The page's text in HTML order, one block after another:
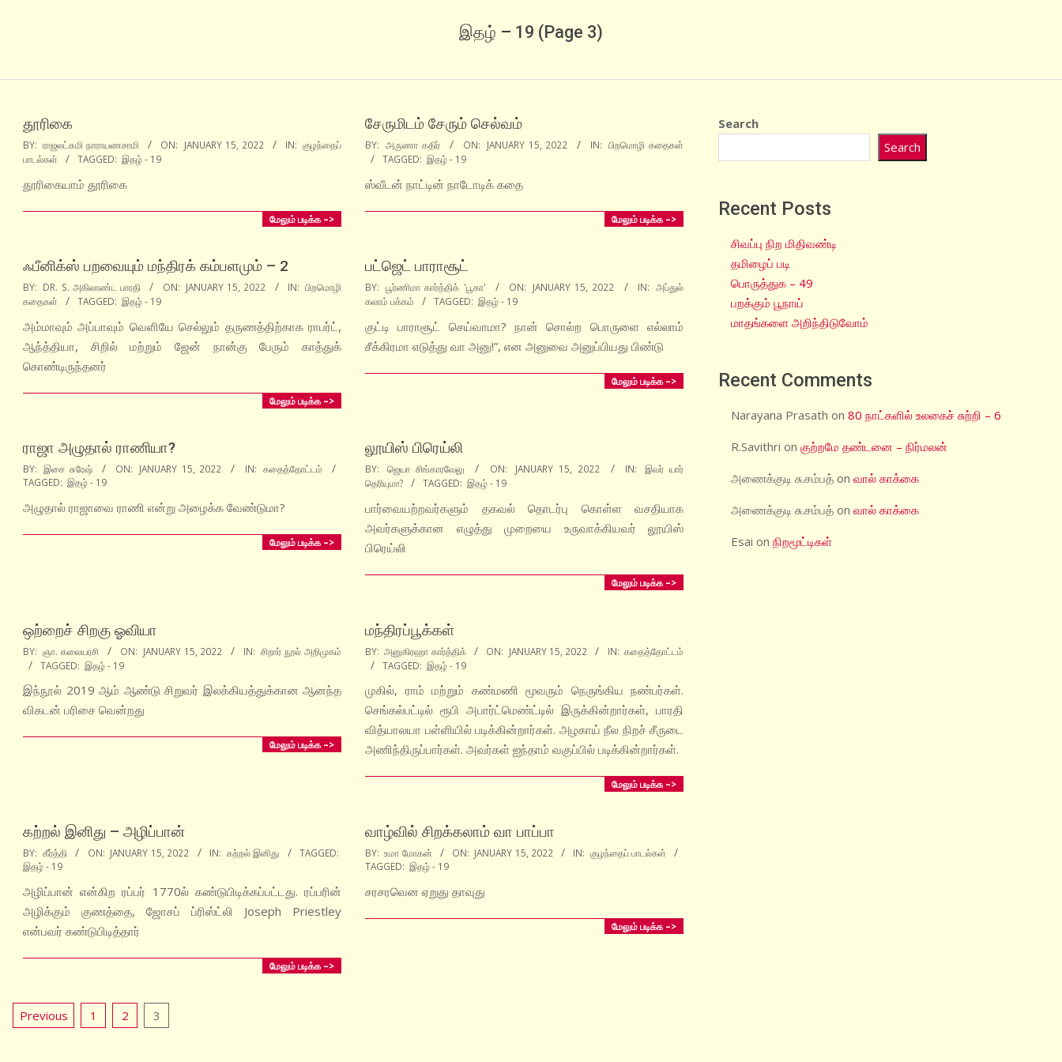
இதழ் – 19 (Page 3)
தூரிகை
2022-
01-
15
BY: ராஜலட்சுமி நாராயணசாமி ON: JANUARY 15, 2022 IN: குழந்தைப்
பாடல்கள்
TAGGED: இதழ் - 19
தூரிகையாம் தூரிகை
மேலும் படிக்க –>
சேருமிடம் சேரும் செல்வம்
2022-
01-
15
BY: அருணா கதிர் ON: JANUARY 15, 2022 IN: பிறமொழி கதைகள்
TAGGED: இதழ் - 19
ஸ்வீடன் நாட்டின் நாடோடிக் கதை
மேலும் படிக்க –>
ஃபீனிக்ஸ் பறவையும் மந்திரக் கம்பளமும் – 2
2022-
01-
15
BY: DR. S. அகிலாண்ட பாரதி ON: JANUARY 15, 2022 IN: பிறமொழி
கதைகள்
TAGGED: இதழ் - 19
அம்மாவும் அப்பாவும் வெளியே செல்லும் தருணத்திற்காக ராபர்ட்,
ஆந்த்தியா, சிறில் மற்றும் ஜேன் நான்கு பேரும் காத்துக்
கொண்டிருந்தனர்
மேலும் படிக்க –>
பட்ஜெட் பாராசூட்
2022-
01-
15
BY: பூர்ணிமா கார்த்திக் 'பூகா' ON: JANUARY 15, 2022 IN: அப்துல்
கலாம் பக்கம்
TAGGED: இதழ் - 19
குட்டி பாராசூட் செய்வாமா? நான் சொல்ற பொருளை எல்லாம்
சீக்கிரமா எடுத்து வா அனு!”, என அனுவை அனுப்பியது பிண்டு
மேலும் படிக்க –>
ராஜா அழுதால் ராணியா?
2022-
01-
15
BY: இசை சுரேஷ் ON: JANUARY 15, 2022 IN: கதைத்தோட்டம்
TAGGED: இதழ் - 19
அழுதால் ராஜாவை ராணி என்று அழைக்க வேண்டுமா?
மேலும் படிக்க –>
லூயிஸ் பிரெய்லி
2022-
01-
15
BY: ஜெயா சிங்காரவேலு ON: JANUARY 15, 2022 IN:
இவர் யார்
தெரியுமா?
TAGGED: இதழ் - 19
பார்வையற்றவர்களும் தகவல் தொடர்பு கொள்ள வசதியாக
அவர்களுக்கான எழுத்து முறையை உருவாக்கியவர் லூயிஸ்
பிரெய்லி
மேலும் படிக்க –>
ஒற்றைச் சிறகு ஓவியா
2022-
01-
15
BY: ஞா. கலையரசி ON: JANUARY 15, 2022 IN: சிறார் நூல் அறிமுகம்
TAGGED: இதழ் - 19
இந்நூல் 2019 ஆம் ஆண்டு சிறுவர் இலக்கியத்துக்கான ஆனந்த
விகடன் பரிசை வென்றது
மேலும் படிக்க –>
மந்திரப்பூக்கள்
2022-
01-
15
BY: அனுகிரஹா கார்த்திக் ON: JANUARY 15, 2022 IN: கதைத்தோட்டம்
TAGGED: இதழ் - 19
முகில், ராம் மற்றும் கண்மணி மூவரும் நெருங்கிய நண்பர்கள்.
செங்கல்பட்டில் ரூபி அபார்ட்மெண்ட்டில் இருக்கின்றார்கள், பாரதி
வித்யாலயா பள்ளியில் படிக்கின்றார்கள். அழகாய் நீல நிறச் சீருடை
அணிந்திருப்பார்கள். அவர்கள் ஐந்தாம் வகுப்பில் படிக்கின்றார்கள்.
மேலும் படிக்க –>
கற்றல் இனிது – அழிப்பான்
2022-
01-
15
BY: கீர்த்தி ON: JANUARY 15, 2022 IN: கற்றல் இனிது
TAGGED:
இதழ் - 19
அழிப்பான் என்கிற ரப்பர் 1770ல் கண்டுபிடிக்கப்பட்டது. ரப்பரின்
அழிக்கும் குணத்தை, ஜோசப் ப்ரிஸ்ட்லி Joseph Priestley
என்பவர் கண்டுபிடித்தார்
மேலும் படிக்க –>
வாழ்வில் சிறக்கலாம் வா பாப்பா
2022-
01-
15
BY: உமா மோகன் ON: JANUARY 15, 2022 IN: குழந்தைப் பாடல்கள்
TAGGED: இதழ் - 19
சரசரவென ஏறுது தாவுது
மேலும் படிக்க –>
Posts
Previous 1 2 3
Search
Search
Recent Posts
சிவப்பு நிற மிதிவண்டி
தமிழைப் படி
பொருத்துக – 49
பறக்கும் பூநாய்
மாதங்களை அறிந்திடுவோம்
Recent Comments
Narayana Prasath on80 நாட்களில் உலகைச் சுற்றி – 6
R.Savithri onகுற்றமே தண்டனை – நிர்மலன்
அணைக்குடி சு.சம்பத் onவால் காக்கை
அணைக்குடி சு.சம்பத் onவால் காக்கை
Esai onநிறமூட்டிகள்